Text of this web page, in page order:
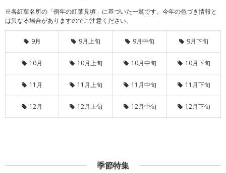
※各紅葉名所の「例年の紅葉見頃」に基づいた一覧です。今年の色づき情報と
は異なる場合がありますのでご注意ください。
9月 9月上旬 9月中旬 9月下旬
10月 10月上旬 10月中旬 10月下旬
11月 11月上旬 11月中旬 11月下旬
12月 12月上旬 12月中旬 12月下旬
季節特集